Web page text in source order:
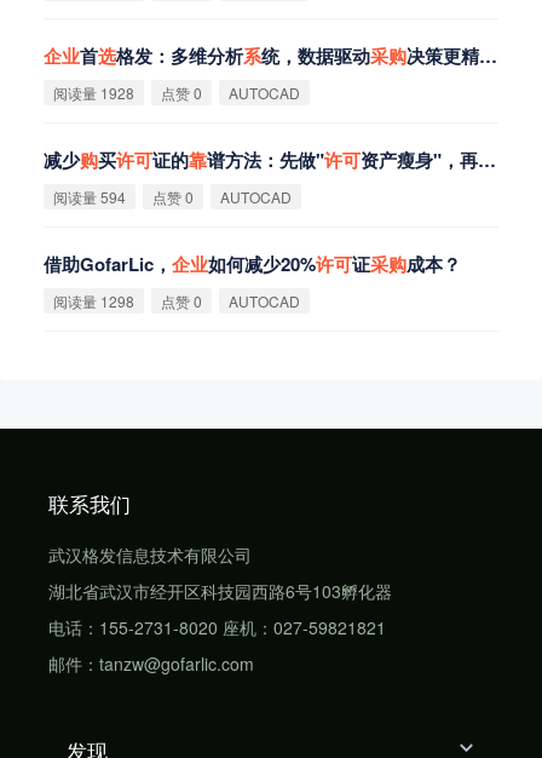
企业首选格发：多维分析系统，数据驱动采购决策更精准
阅读量 1928 点赞 0 AUTOCAD
减少购买许可证的靠谱方法：先做"许可资产瘦身"，再谈
阅读量 594 点赞 0 AUTOCAD
借助GofarLic， 企业如何减少20%许可证采购成本？
阅读量 1298 点赞 0 AUTOCAD
联系我们
武汉格发信息技术有限公司
湖北省武汉市经开区科技园西路6号103孵化器
电话：155-2731-8020 座机：027-59821821
邮件：tanzw@gofarlic.com
发现